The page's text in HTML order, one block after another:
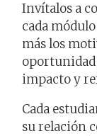
Invítalos a
cada
más los
oportunidad
impacto y
Cada
su relación